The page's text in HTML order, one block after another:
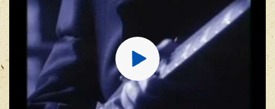
Отзыв*